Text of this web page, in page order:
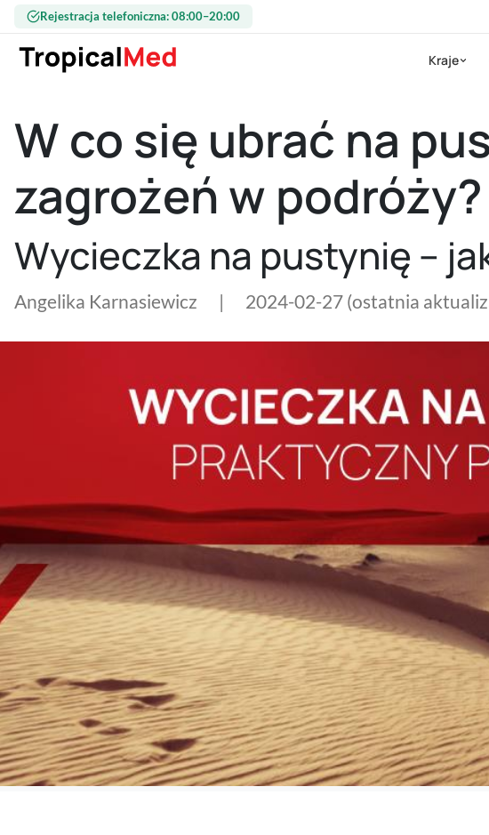
Przejdź do treści
Rejestracja telefoniczna: 08:00–20:00
Kraje
W co się ubrać na
zagrożeń w podróży?
Wycieczka na pustynię –
Angelika Karnasiewicz | 2024-02-27 (ostatnia